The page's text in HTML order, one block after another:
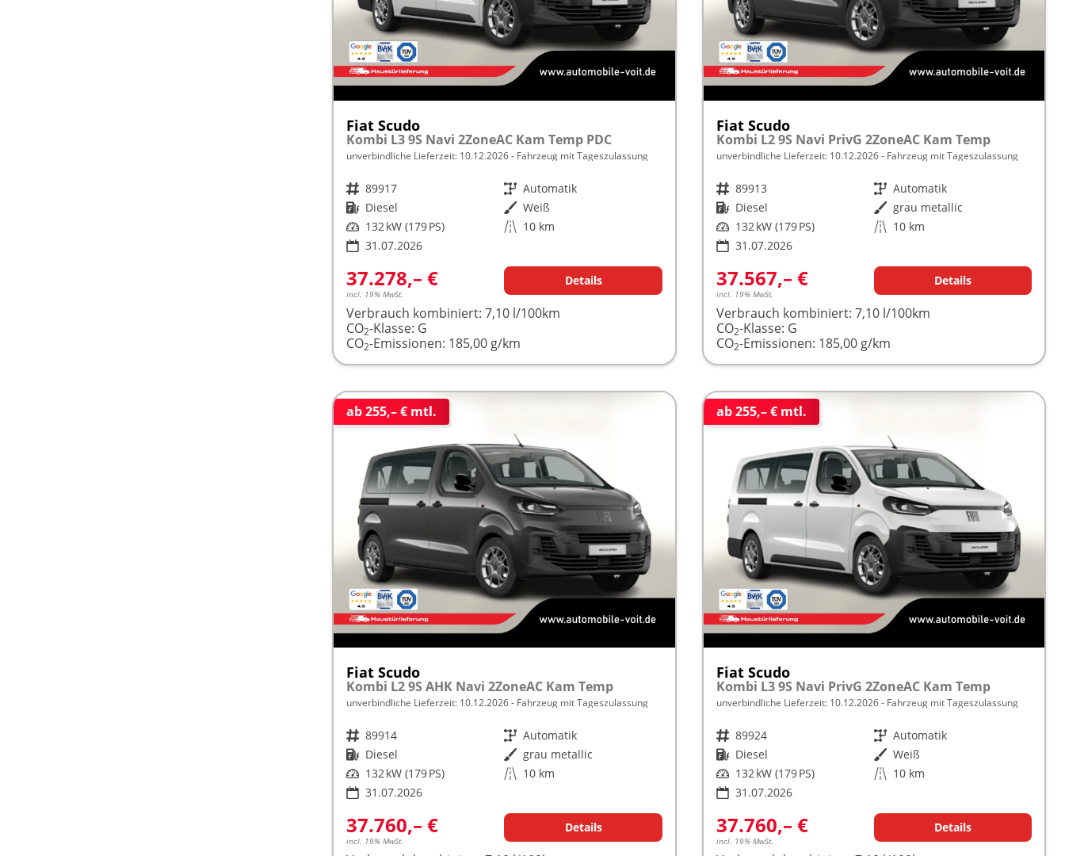
Fiat Scudo
Kombi L3 9S Navi 2ZoneAC Kam Temp PDC
unverbindliche Lieferzeit: 10.12.2026 Fahrzeug mit Tageszulassung
Fahrzeugnr. 89917 Getriebe Automatik
Kraftstoff Diesel Außenfarbe Weiß
Leistung 132 kW (179 PS) Kilometerstand 10 km
31.07.2026
37.278,– €
incl. 19% MwSt.
Details
Verbrauch kombiniert:7,10 l/100km
CO2-Klasse: G
CO2-Emissionen: 185,00 g/km
Fiat Scudo
Kombi L2 9S Navi PrivG 2ZoneAC Kam Temp
unverbindliche Lieferzeit: 10.12.2026 Fahrzeug mit Tageszulassung
Fahrzeugnr. 89913 Getriebe Automatik
Kraftstoff Diesel Außenfarbe grau metallic
Leistung 132 kW (179 PS) Kilometerstand 10 km
31.07.2026
37.567,– €
incl. 19% MwSt.
Details
Verbrauch kombiniert: 7,10 l/100km
CO2-Klasse: G
CO2-Emissionen: 185,00 g/km
ab 255,– € mtl.
Fiat Scudo
Kombi L2 9S AHK Navi 2ZoneAC Kam Temp
unverbindliche Lieferzeit: 10.12.2026 Fahrzeug mit Tageszulassung
Fahrzeugnr. 89914 Getriebe Automatik
Kraftstoff Diesel Außenfarbe grau metallic
Leistung 132 kW (179 PS) Kilometerstand 10 km
31.07.2026
37.760,– €
incl. 19% MwSt.
Details
ab 255,– € mtl.
Fiat Scudo
Kombi L3 9S Navi PrivG 2ZoneAC Kam Temp
unverbindliche Lieferzeit: 10.12.2026 Fahrzeug mit Tageszulassung
Fahrzeugnr. 89924 Getriebe Automatik
Kraftstoff Diesel Außenfarbe Weiß
Leistung 132 kW (179 PS) Kilometerstand 10 km
31.07.2026
37.760,– €
incl. 19% MwSt.
Details